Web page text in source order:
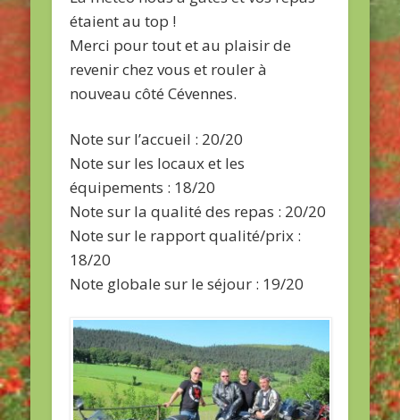
étaient au top !
Merci pour tout et au plaisir de
revenir chez vous et rouler à
nouveau côté Cévennes.
Note sur l’accueil : 20/20
Note sur les locaux et les
équipements : 18/20
Note sur la qualité des repas : 20/20
Note sur le rapport qualité/prix :
18/20
Note globale sur le séjour : 19/20